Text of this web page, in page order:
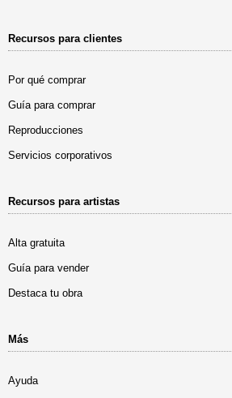
Recursos para clientes
Por qué comprar
Guía para comprar
Reproducciones
Servicios corporativos
Recursos para artistas
Alta gratuita
Guía para vender
Destaca tu obra
Más
Ayuda